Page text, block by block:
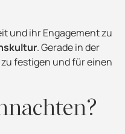
und ihr Engagement zu
. Gerade in der
festigen und für einen